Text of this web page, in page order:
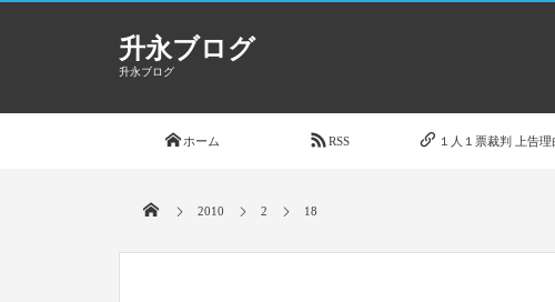
升永ブログ
升永ブログ
ホーム RSS １人１票裁判 上告理
2010 2 18